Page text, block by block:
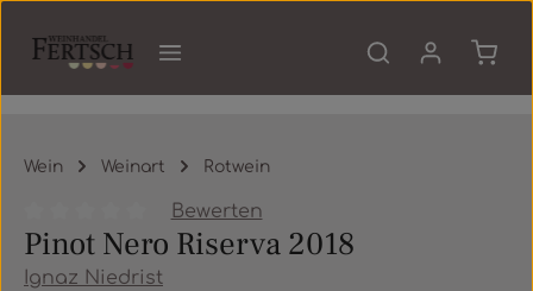
Wein Weinart Rotwein
Durchschnittliche Bewertung von 0 von 5 Sternen
Bewerten
Pinot Nero Riserva 2018
Ignaz Niedrist